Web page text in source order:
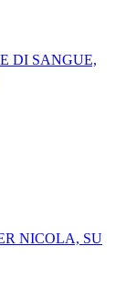
DI SANGUE,
NICOLA, SU